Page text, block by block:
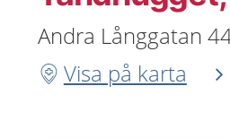
Andra Långgatan
Visa på karta